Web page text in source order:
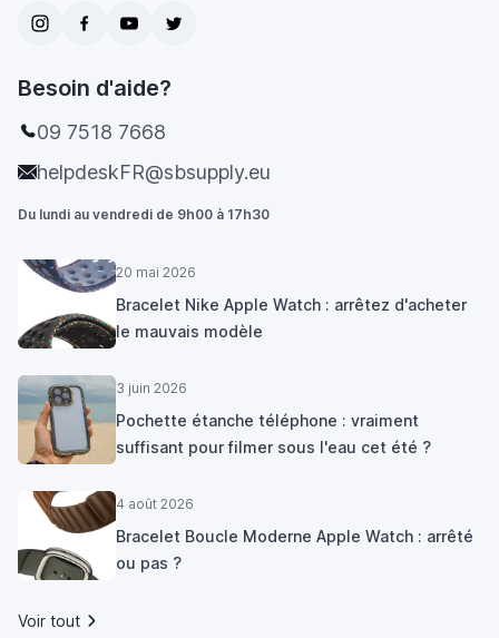
Besoin d'aide?
09 7518 7668
helpdeskFR@sbsupply.eu
Du lundi au vendredi de 9h00 à 17h30
20 mai 2026
Bracelet Nike Apple Watch : arrêtez d'acheter
le mauvais modèle
3 juin 2026
Pochette étanche téléphone : vraiment
suffisant pour filmer sous l'eau cet été ?
4 août 2026
Bracelet Boucle Moderne Apple Watch : arrêté
ou pas ?
Voir tout